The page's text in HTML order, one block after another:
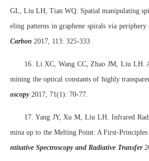
GL, Liu LH, Tian WQ. Spatial manipulating
eling patterns in graphene spirals via periphery
Carbon 2017, 113: 325-333
16. Li XC, Wang CC, Zhao JM, Liu LH.
mining the optical constants of highly
oscopy 2017, 71(1): 70-77.
17. Yang JY, Xu M, Liu LH. Infrared
mina up to the Melting Point: A First-Principles
ntitative Spectroscopy and Radiative Transfer